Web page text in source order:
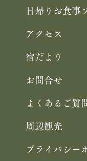
日帰りお食事
アクセス
宿だより
お問合せ
よくあるご質
周辺観光
プライバシー